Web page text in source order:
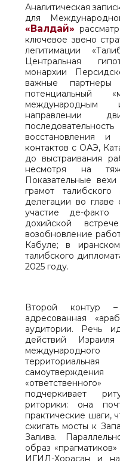
Аналитическая
для
«Валдай»
ключевое звено
легитимации
Центральная
монархии
важные
направлении
восстановления и
контактов с ОАЭ,
до выстраивания
несмотря на
Показательные
грамот
делегации во
участие де-факто
дохийской
возобновление
Кабуле; в
талибского
2025 году.
Второй контур –
адресованная
аудитории. Речь
действий
подчеркивает
риторики: она
практические шаги,
сжигать мосты к
Залива.
образ
ИГИЛ-Хорасан и